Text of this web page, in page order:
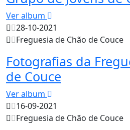
Ver album
28-10-2021
Freguesia de Chão de Couce
Fotografias da
de Couce
Ver album
16-09-2021
Freguesia de Chão de Couce